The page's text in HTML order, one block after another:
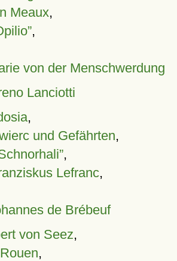
Meaux,
,
von der Menschwerdung
Lanciotti
,
und Gefährten,
,
Lefranc,
de Brébeuf
von Seez,
,